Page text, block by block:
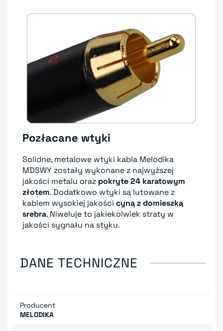
Pozłacane wtyki
Solidne, metalowe wtyki kabla Melodika
MDSWY zostały wykonane z najwyższej
jakości metalu oraz pokryte 24 karatowym
złotem. Dodatkowo wtyki są lutowane z
kablem wysokiej jakości cyną z domieszką
srebra. Niweluje to jakiekolwiek straty w
jakości sygnału na styku.
DANE TECHNICZNE
Producent
MELODIKA